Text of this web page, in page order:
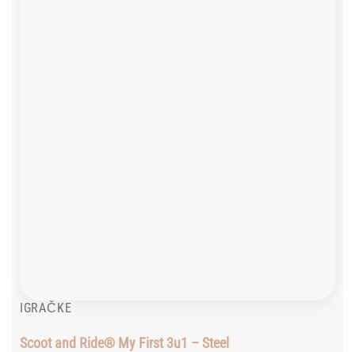
IGRAČKE
Scoot and Ride® My First 3u1 – Steel